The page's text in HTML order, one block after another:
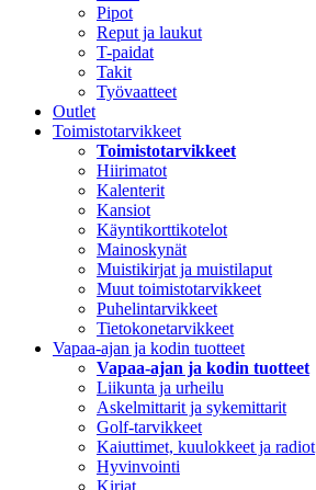
Pipot
Reput ja laukut
T-paidat
Takit
Työvaatteet
Outlet
Toimistotarvikkeet
Toimistotarvikkeet
Hiirimatot
Kalenterit
Kansiot
Käyntikorttikotelot
Mainoskynät
Muistikirjat ja muistilaput
Muut toimistotarvikkeet
Puhelintarvikkeet
Tietokonetarvikkeet
Vapaa-ajan ja kodin tuotteet
Vapaa-ajan ja kodin tuotteet
Liikunta ja urheilu
Askelmittarit ja sykemittarit
Golf-tarvikkeet
Kaiuttimet, kuulokkeet ja radiot
Hyvinvointi
Kirjat